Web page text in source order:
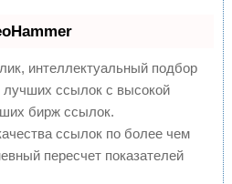
интеллектуальный подбор
лучших ссылок с высокой
бирж ссылок.
ссылок по более чем
пересчет показателей